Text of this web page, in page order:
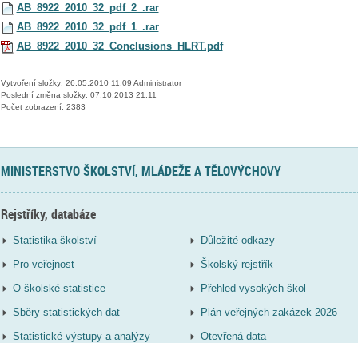
AB_8922_2010_32_pdf_2_.rar
AB_8922_2010_32_pdf_1_.rar
AB_8922_2010_32_Conclusions_HLRT.pdf
Vytvoření složky: 26.05.2010 11:09 Administrator
Poslední změna složky: 07.10.2013 21:11
Počet zobrazení: 2383
MINISTERSTVO ŠKOLSTVÍ, MLÁDEŽE A TĚLOVÝCHOVY
Rejstříky, databáze
Statistika školství
Pro veřejnost
O školské statistice
Sběry statistických dat
Statistické výstupy a analýzy
Důležité odkazy
Školský rejstřík
Přehled vysokých škol
Plán veřejných zakázek 2026
Otevřená data